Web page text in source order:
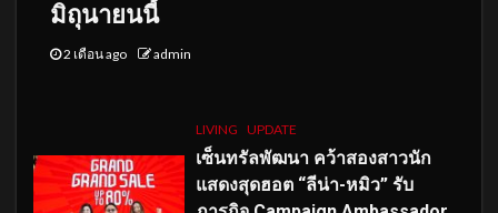
มิถุนายนนี้
2 เดือน ago admin
LIVING UPDATE
เซ็นทรัลพัฒนา คว้าสองสาวนัก
แสดงสุดฮอต “ลีน่า-หมิว” รับ